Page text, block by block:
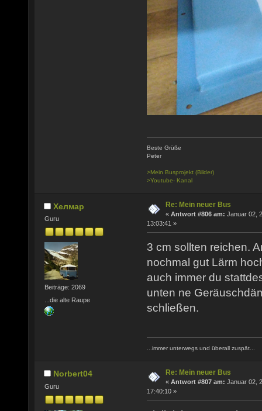
Beste Grüße
Peter
>Mein Busprojekt (Bilder)
>Youtube- Kanal
Хелмар
Guru
Beiträge: 2069
...die alte Raupe
Re: Mein neuer Bus
« Antwort #806 am: Januar 02,
13:03:41 »
3 cm sollten reichen.
nochmal gut Lärm
auch immer du
unten ne
schließen.
...immer unterwegs und überall zuspät...
Norbert04
Guru
Re: Mein neuer Bus
« Antwort #807 am: Januar 02,
17:40:10 »